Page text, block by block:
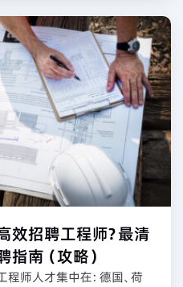
效招聘工程师？最清
南（攻略）
程师人才集中在：德国、荷